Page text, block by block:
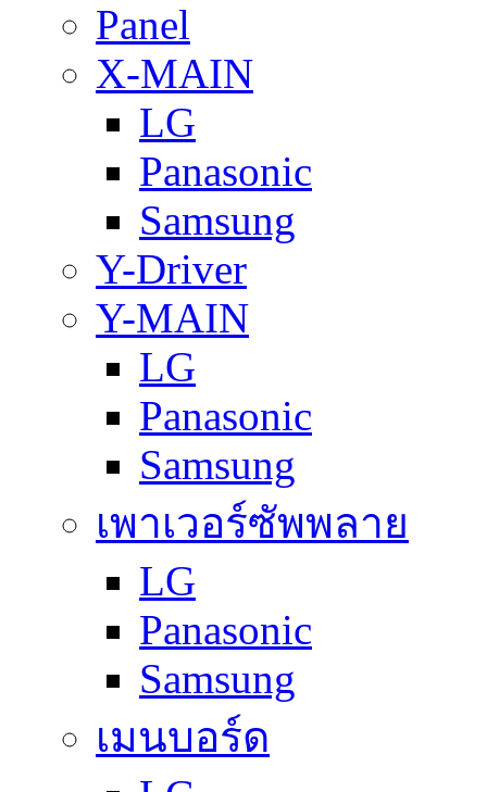
Panel
X-MAIN
LG
Panasonic
Samsung
Y-Driver
Y-MAIN
LG
Panasonic
Samsung
เพาเวอร์ซัพพลาย
LG
Panasonic
Samsung
เมนบอร์ด